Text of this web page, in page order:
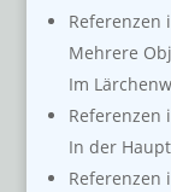
Referenzen
Mehrere
Im
Referenzen
In der
Referenzen